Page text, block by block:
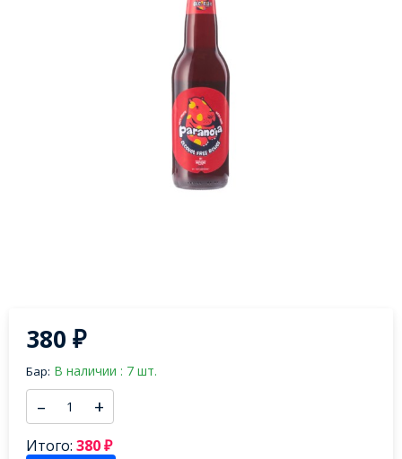
380₽
Бар: В наличии : 7 шт.
– +
Итого:380₽